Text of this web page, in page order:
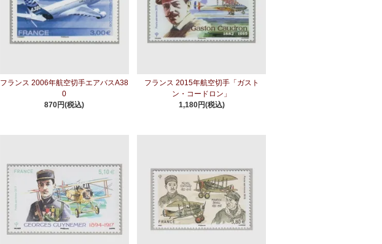
フランス 2006年航空切手エアバスA38
0
870円(税込)
フランス 2015年航空切手「ガスト
ン・コードロン」
1,180円(税込)